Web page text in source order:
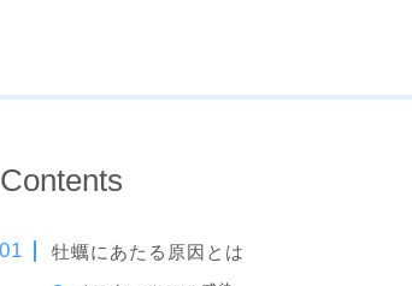
Contents
牡蠣にあたる原因とは